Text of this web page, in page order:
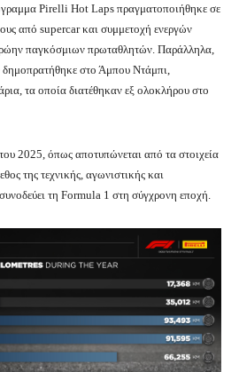
Pirelli Hot Laps πραγματοποιήθηκε σε
από supercar και συμμετοχή ενεργών
παγκόσμιων πρωταθλητών. Παράλληλα,
στο Άμπου Ντάμπι,
τα οποία διατέθηκαν εξ ολοκλήρου στο
2025, όπως αποτυπώνεται από τα στοιχεία
της τεχνικής, αγωνιστικής και
τη Formula 1 στη σύγχρονη εποχή.